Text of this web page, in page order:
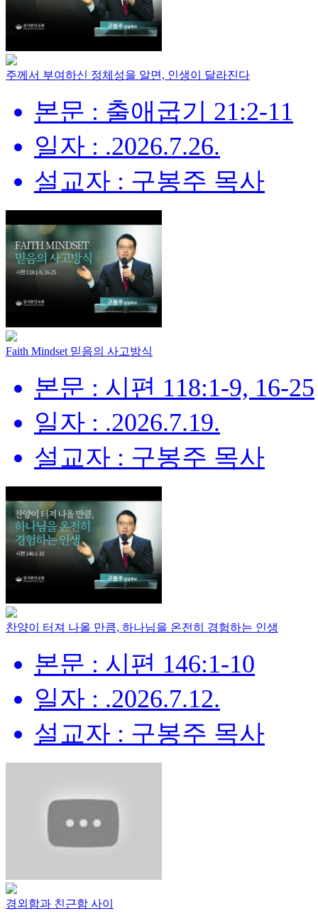
주께서 부여하신 정체성을 알면, 인생이 달라진다
본문 : 출애굽기 21:2-11
일자 : .2026.7.26.
설교자 : 구봉주 목사
Faith Mindset 믿음의 사고방식
본문 : 시편 118:1-9, 16-25
일자 : .2026.7.19.
설교자 : 구봉주 목사
찬양이 터져 나올 만큼, 하나님을 온전히 경험하는 인생
본문 : 시편 146:1-10
일자 : .2026.7.12.
설교자 : 구봉주 목사
경외함과 친근함 사이